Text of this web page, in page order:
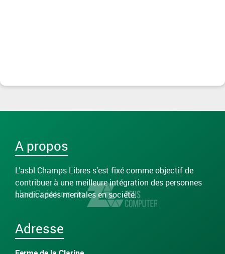
A propos
L’asbl Champs Libres s’est fixé comme objectif de
contribuer à une meilleure intégration des personnes
handicapées mentales en société.
Une Création de
Adresse